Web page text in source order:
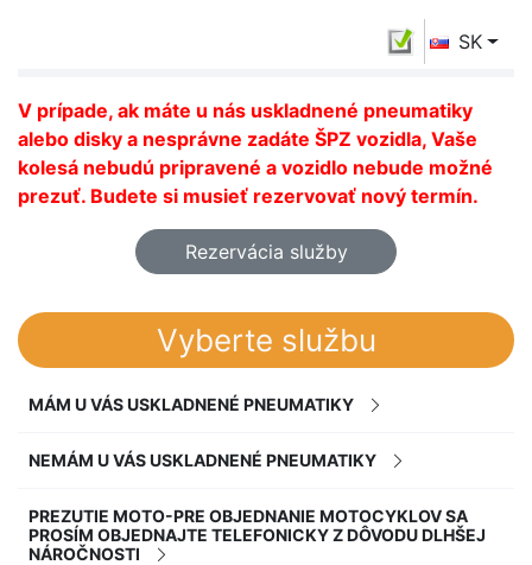
SK
V prípade, ak máte u nás uskladnené pneumatiky
alebo disky a nesprávne zadáte ŠPZ vozidla, Vaše
kolesá nebudú pripravené a vozidlo nebude možné
prezuť. Budete si musieť rezervovať nový termín.
Rezervácia služby
Vyberte službu
MÁM U VÁS USKLADNENÉ PNEUMATIKY
NEMÁM U VÁS USKLADNENÉ PNEUMATIKY
PREZUTIE MOTO-PRE OBJEDNANIE MOTOCYKLOV SA
PROSÍM OBJEDNAJTE TELEFONICKY Z DÔVODU DLHŠEJ
NÁROČNOSTI